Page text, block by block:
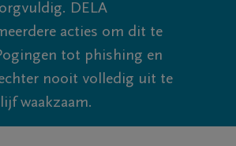
DELA
acties om dit te
tot phishing en
nooit volledig uit te
waakzaam.